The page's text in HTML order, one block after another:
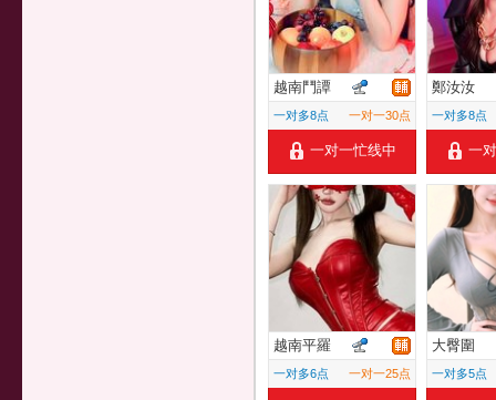
越南鬥譚
一对多8点 一对一30点
一对一忙线中
鄭汝汝
一对多8点
一
越南平羅
一对多6点 一对一25点
大臀圍
一对多5点